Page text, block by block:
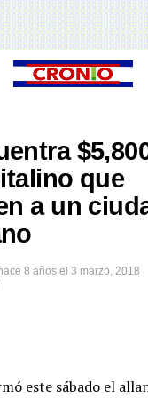
que
a un
hace 8 años el 3 marzo, 2018
este sábado el